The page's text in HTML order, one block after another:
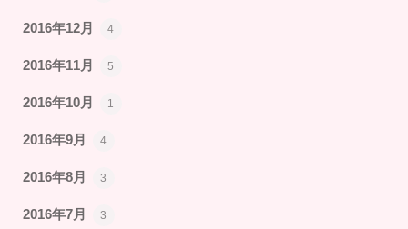
2016年12月 4
2016年11月 5
2016年10月 1
2016年9月 4
2016年8月 3
2016年7月 3